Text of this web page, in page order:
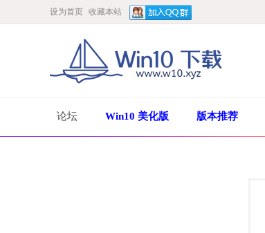
设为首页 收藏本站
论坛 Win10 美化版 版本推荐